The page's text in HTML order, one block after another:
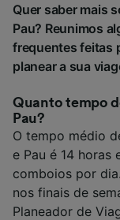
Quer saber mais
Pau? Reunimos
frequentes feitas
planear a sua
Quanto tempo
Pau?
O tempo médio
e Pau é 14 horas
comboios por
nos finais de
Planeador de